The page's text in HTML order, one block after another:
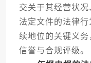
交关于其经营状
法定文件的法律
续地位的关键义
信誉与合规评级。